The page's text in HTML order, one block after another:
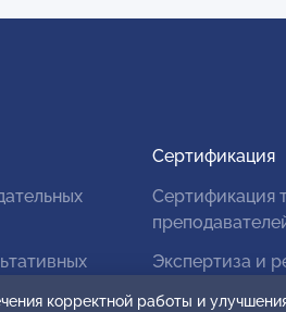
Сертификация
Сертификация
Экспертиза и
корректной работы и